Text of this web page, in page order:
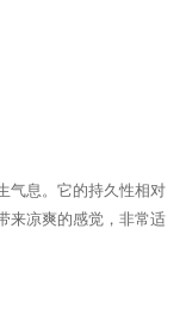
气息。它的持久性相对
来凉爽的感觉，非常适